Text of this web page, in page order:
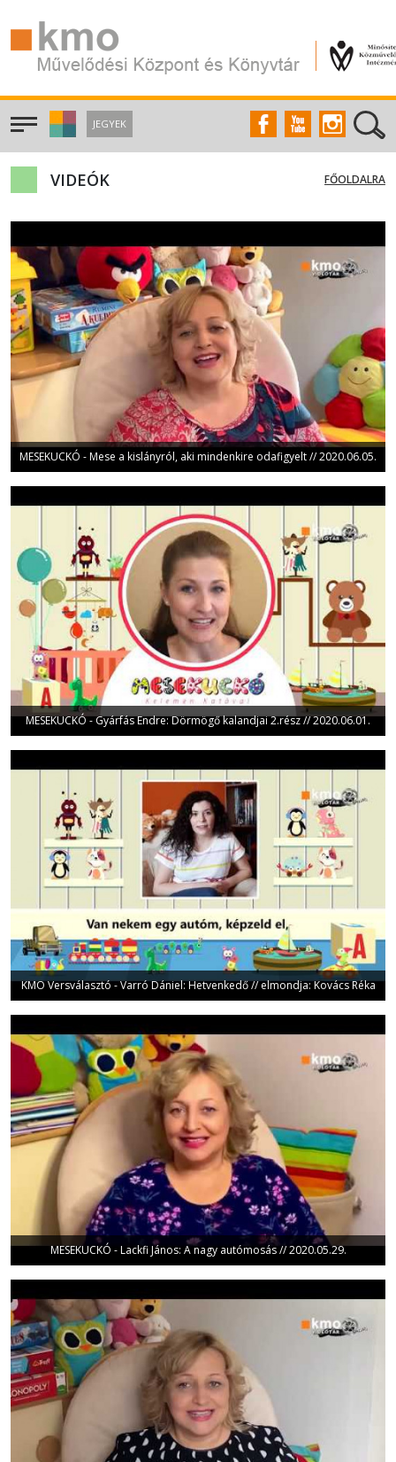
JEGYEK
VIDEÓK FŐOLDALRA
MESEKUCKÓ - Mese a kislányról, aki mindenkire odafigyelt // 2020.06.05.
MESEKUCKÓ - Gyárfás Endre: Dörmögő kalandjai 2.rész // 2020.06.01.
KMO Versválasztó - Varró Dániel: Hetvenkedő // elmondja: Kovács Réka
MESEKUCKÓ - Lackfi János: A nagy autómosás // 2020.05.29.